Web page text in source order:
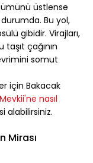
üstlense
Bu yol,
gibidir. Virajları,
çağının
somut
için Bakacak
nasıl
alabilirsiniz.
Mirası